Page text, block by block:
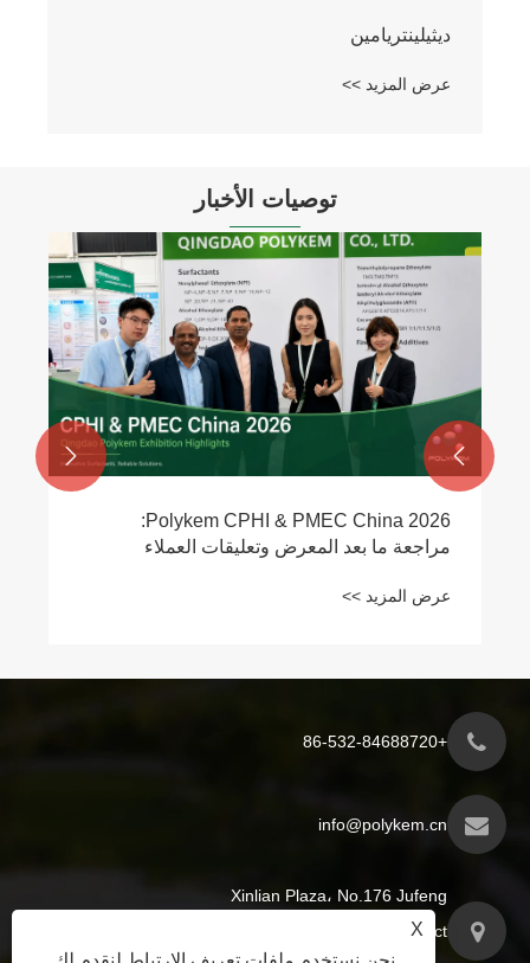
ديثيلينتريامين
عرض المزيد >>
توصيات الأخبار
Polykem CPHI & PMEC China 2026:
مراجعة ما بعد المعرض وتعليقات العملاء
عرض المزيد >>


+86-532-84688720
info@polykem.cn
Xinlian Plaza، No.176 Jufeng
X